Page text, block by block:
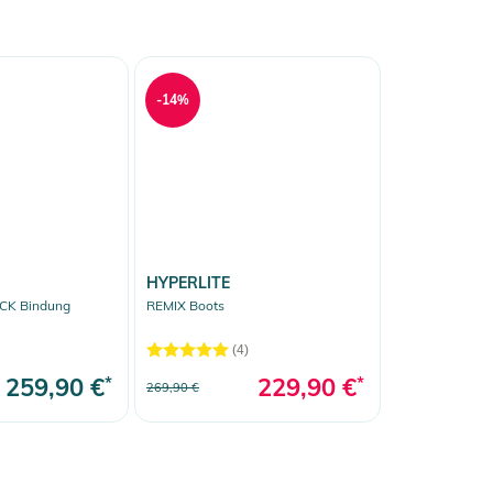
Bindung
259,90 €*
HYPERLITE
REMIX Boots
(4)
269,90 € 229,90 €*
-14%